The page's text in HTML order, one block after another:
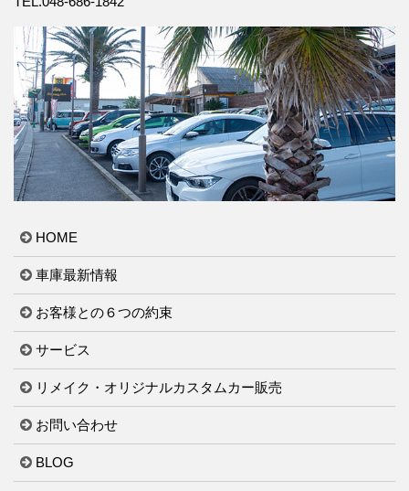
HOME
車庫最新情報
お客様との６つの約束
サービス
リメイク・オリジナルカスタムカー販売
お問い合わせ
BLOG